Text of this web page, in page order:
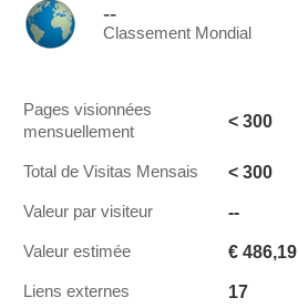
--
Classement Mondial
Pages visionnées
mensuellement
< 300
Total de Visitas Mensais < 300
Valeur par visiteur --
Valeur estimée € 486,19
Liens externes 17